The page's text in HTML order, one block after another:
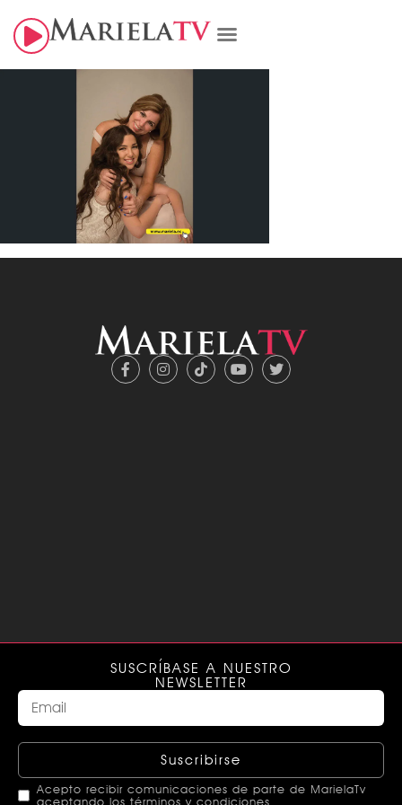
SUSCRÍBASE A NUESTRO
NEWSLETTER
Suscribirse
Acepto recibir comunicaciones de parte de MarielaTv
aceptando los términos y condiciones